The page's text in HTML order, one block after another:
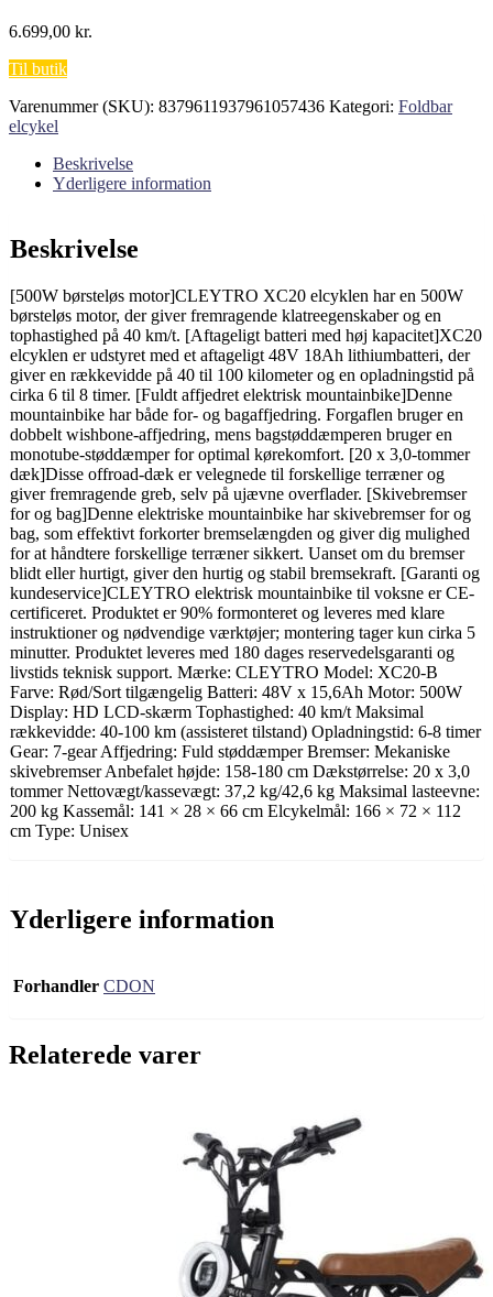
6.699,00 kr.
Til butik
Varenummer (SKU): 8379611937961057436 Kategori: Foldbar
elcykel
Beskrivelse
Yderligere information
Beskrivelse
[500W børsteløs motor]CLEYTRO XC20 elcyklen har en 500W
børsteløs motor, der giver fremragende klatreegenskaber og en
tophastighed på 40 km/t. [Aftageligt batteri med høj kapacitet]XC20
elcyklen er udstyret med et aftageligt 48V 18Ah lithiumbatteri, der
giver en rækkevidde på 40 til 100 kilometer og en opladningstid på
cirka 6 til 8 timer. [Fuldt affjedret elektrisk mountainbike]Denne
mountainbike har både for- og bagaffjedring. Forgaflen bruger en
dobbelt wishbone-affjedring, mens bagstøddæmperen bruger en
monotube-støddæmper for optimal kørekomfort. [20 x 3,0-tommer
dæk]Disse offroad-dæk er velegnede til forskellige terræner og
giver fremragende greb, selv på ujævne overflader. [Skivebremser
for og bag]Denne elektriske mountainbike har skivebremser for og
bag, som effektivt forkorter bremselængden og giver dig mulighed
for at håndtere forskellige terræner sikkert. Uanset om du bremser
blidt eller hurtigt, giver den hurtig og stabil bremsekraft. [Garanti og
kundeservice]CLEYTRO elektrisk mountainbike til voksne er CE-
certificeret. Produktet er 90% formonteret og leveres med klare
instruktioner og nødvendige værktøjer; montering tager kun cirka 5
minutter. Produktet leveres med 180 dages reservedelsgaranti og
livstids teknisk support. Mærke: CLEYTRO Model: XC20-B
Farve: Rød/Sort tilgængelig Batteri: 48V x 15,6Ah Motor: 500W
Display: HD LCD-skærm Tophastighed: 40 km/t Maksimal
rækkevidde: 40-100 km (assisteret tilstand) Opladningstid: 6-8 timer
Gear: 7-gear Affjedring: Fuld støddæmper Bremser: Mekaniske
skivebremser Anbefalet højde: 158-180 cm Dækstørrelse: 20 x 3,0
tommer Nettovægt/kassevægt: 37,2 kg/42,6 kg Maksimal lasteevne:
200 kg Kassemål: 141 × 28 × 66 cm Elcykelmål: 166 × 72 × 112
cm Type: Unisex
Yderligere information
Forhandler CDON
Relaterede varer